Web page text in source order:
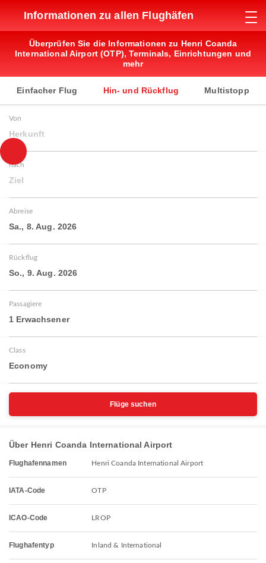
Informationen zu allen Flughäfen
Überprüfen Sie die Informationen zu Henri Coanda
International Airport (OTP), Terminals, Einrichtungen und
mehr
Einfacher Flug Hin- und Rückflug Multistopp
Von
Herkunft
nach
Ziel
Abreise
Sa., 8. Aug. 2026
Rückflug
So., 9. Aug. 2026
Passagiere
1 Erwachsener
Class
Economy
Flüge suchen
Über Henri Coanda International Airport
Flughafennamen Henri Coanda International Airport
IATA-Code OTP
ICAO-Code LROP
Flughafentyp Inland & International